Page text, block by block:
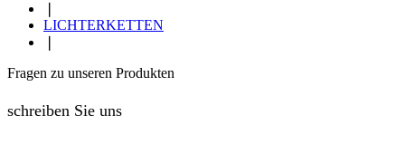
LICHTERKETTEN
Fragen zu unseren Produkten
schreiben Sie uns